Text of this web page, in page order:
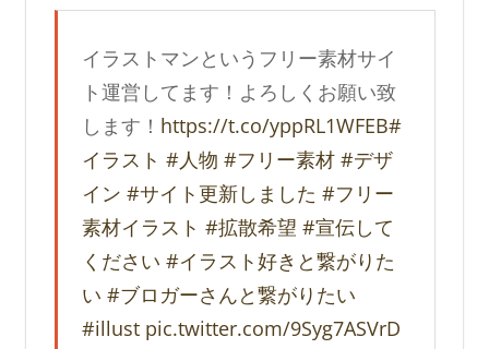
イラストマンというフリー素材サイ
ト運営してます！よろしくお願い致
します！ https://t.co/yppRL1WFEB#
イラスト #人物 #フリー素材 #デザ
イン #サイト更新しました #フリー
素材イラスト #拡散希望 #宣伝して
ください #イラスト好きと繋がりた
い #ブロガーさんと繋がりたい
#illust pic.twitter.com/9Syg7ASVrD